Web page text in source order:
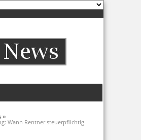
»
Wann Rentner steuerpflichtig